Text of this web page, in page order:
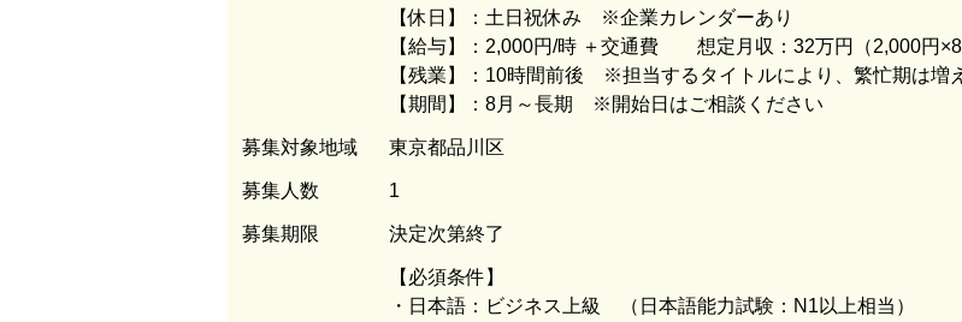
【休日】：土日祝休み ※企業カレンダーあり
【給与】：2,000円/時 ＋交通費 想定月収：32万円（2,000円×8
【残業】：10時間前後 ※担当するタイトルにより、繁忙期は増
【期間】：8月～長期 ※開始日はご相談ください
募集対象地域 東京都品川区
募集人数 1
募集期限 決定次第終了
【必須条件】
・日本語：ビジネス上級 （日本語能力試験：N1以上相当）